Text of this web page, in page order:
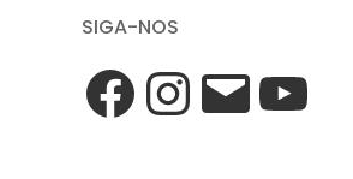
SIGA-NOS